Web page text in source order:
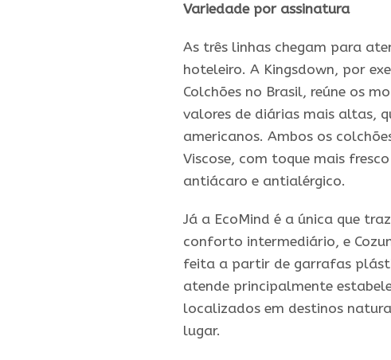
Variedade por assinatura
As três linhas chegam para
hoteleiro. A Kingsdown, por
Colchões no Brasil, reúne os
valores de diárias mais altas,
americanos. Ambos os
Viscose, com toque mais
antiácaro e antialérgico.
Já a EcoMind é a única que
conforto intermediário, e
feita a partir de garrafas
atende principalmente
localizados em destinos
lugar.